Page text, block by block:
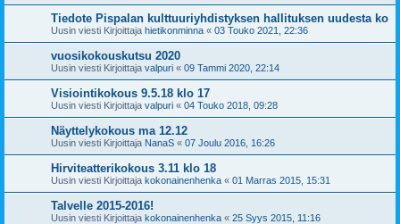
Tiedote Pispalan kulttuuriyhdistyksen hallituksen uudesta ko
Uusin viesti Kirjoittaja hietikonminna « 03 Touko 2021, 22:36
vuosikokouskutsu 2020
Uusin viesti Kirjoittaja valpuri « 09 Tammi 2020, 22:14
Visiointikokous 9.5.18 klo 17
Uusin viesti Kirjoittaja valpuri « 04 Touko 2018, 09:28
Näyttelykokous ma 12.12
Uusin viesti Kirjoittaja NanaS « 07 Joulu 2016, 16:26
Hirviteatterikokous 3.11 klo 18
Uusin viesti Kirjoittaja kokonainenhenka « 01 Marras 2015, 15:31
Talvelle 2015-2016!
Uusin viesti Kirjoittaja kokonainenhenka « 25 Syys 2015, 11:16